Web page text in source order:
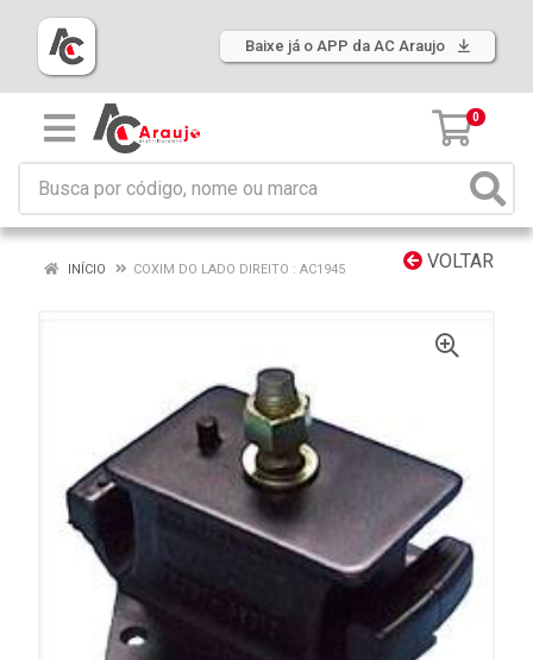
Baixe já o APP da AC Araujo
0
VOLTAR
INÍCIO COXIM DO LADO DIREITO : AC1945